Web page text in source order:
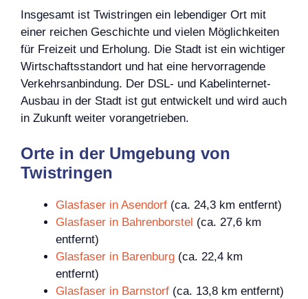
Insgesamt ist Twistringen ein lebendiger Ort mit
einer reichen Geschichte und vielen Möglichkeiten
für Freizeit und Erholung. Die Stadt ist ein wichtiger
Wirtschaftsstandort und hat eine hervorragende
Verkehrsanbindung. Der DSL- und Kabelinternet-
Ausbau in der Stadt ist gut entwickelt und wird auch
in Zukunft weiter vorangetrieben.
Orte in der Umgebung von
Twistringen
Glasfaser in Asendorf (ca. 24,3 km entfernt)
Glasfaser in Bahrenborstel (ca. 27,6 km
entfernt)
Glasfaser in Barenburg (ca. 22,4 km
entfernt)
Glasfaser in Barnstorf (ca. 13,8 km entfernt)